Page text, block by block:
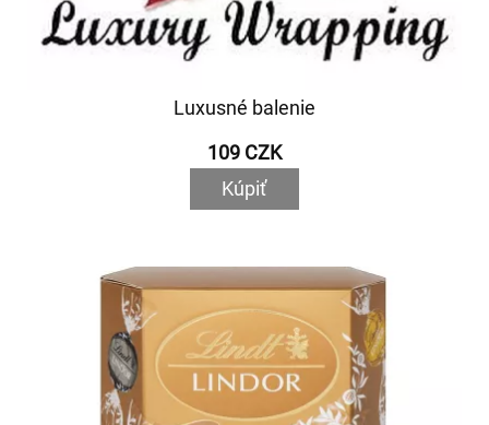
Luxusné balenie
109 CZK
Kúpiť